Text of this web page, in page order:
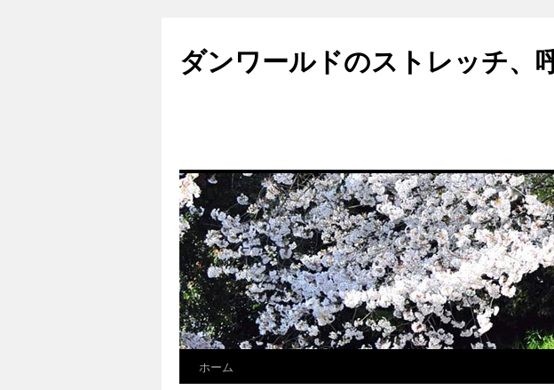
ダンワールドのストレッチ、
ホーム